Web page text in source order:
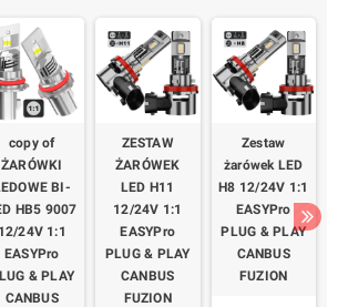
copy of
ŻARÓWKI
BI-
HB5 9007
12/24V 1:1
EASYPro
& PLAY
CANBUS
ZESTAW
ŻARÓWEK
LED H11
12/24V 1:1
EASYPro
PLUG & PLAY
CANBUS
FUZION
Zestaw
żarówek LED
H8 12/24V 1:1
EASYPro
PLUG & PLAY
CANBUS
FUZION